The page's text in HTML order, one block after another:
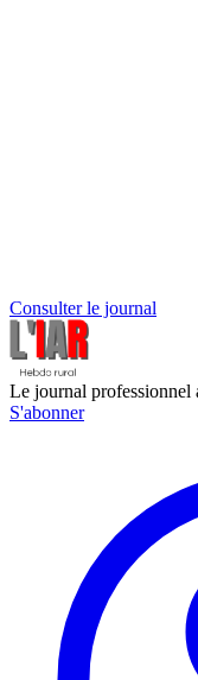
Consulter le journal
Le journal
S'abonner